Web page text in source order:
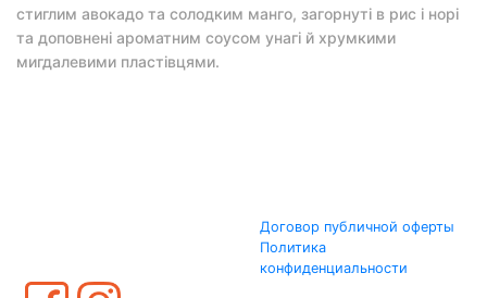
стиглим авокадо та солодким манго, загорнуті в рис і норі
та доповнені ароматним соусом унагі й хрумкими
мигдалевими пластівцями.
Договор публичной оферты
Политика
конфиденциальности